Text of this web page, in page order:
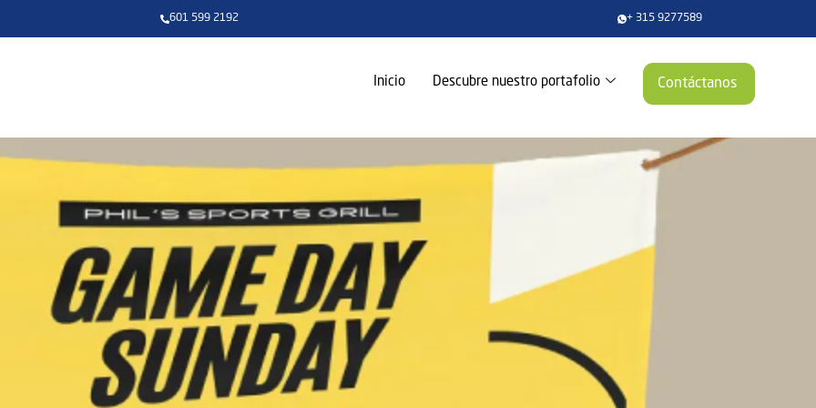
601 599 2192 + 315 9277589
Inicio Descubre nuestro portafolio Contáctanos